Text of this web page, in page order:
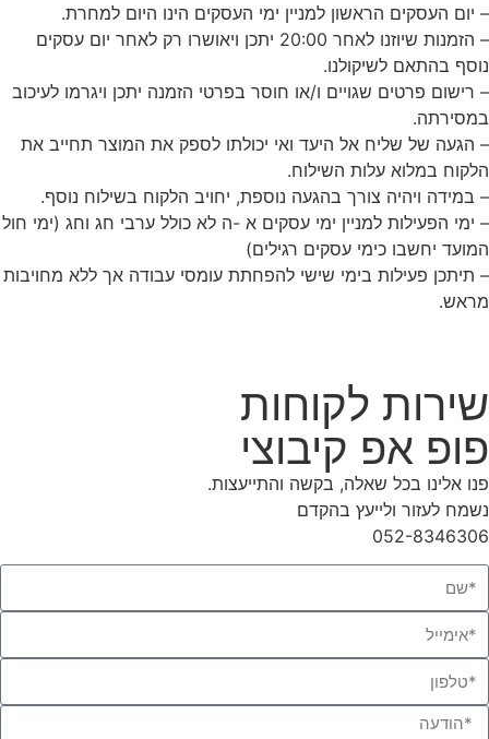
– יום העסקים הראשון למניין ימי העסקים הינו היום למחרת.
– הזמנות שיוזנו לאחר 20:00 יתכן ויאושרו רק לאחר יום עסקים
נוסף בהתאם לשיקולנו.
– רישום פרטים שגויים ו/או חוסר בפרטי הזמנה יתכן ויגרמו לעיכוב
במסירתה.
– הגעה של שליח אל היעד ואי יכולתו לספק את המוצר תחייב את
הלקוח במלוא עלות השילוח.
– במידה ויהיה צורך בהגעה נוספת, יחויב הלקוח בשילוח נוסף.
– ימי הפעילות למניין ימי עסקים א -ה לא כולל ערבי חג וחג (ימי חול
המועד יחשבו כימי עסקים רגילים)
– תיתכן פעילות בימי שישי להפחתת עומסי עבודה אך ללא מחויבות
מראש.
שירות לקוחות
פופ אפ קיבוצי
פנו אלינו בכל שאלה, בקשה והתייעצות.
נשמח לעזור ולייעץ בהקדם
052-8346306